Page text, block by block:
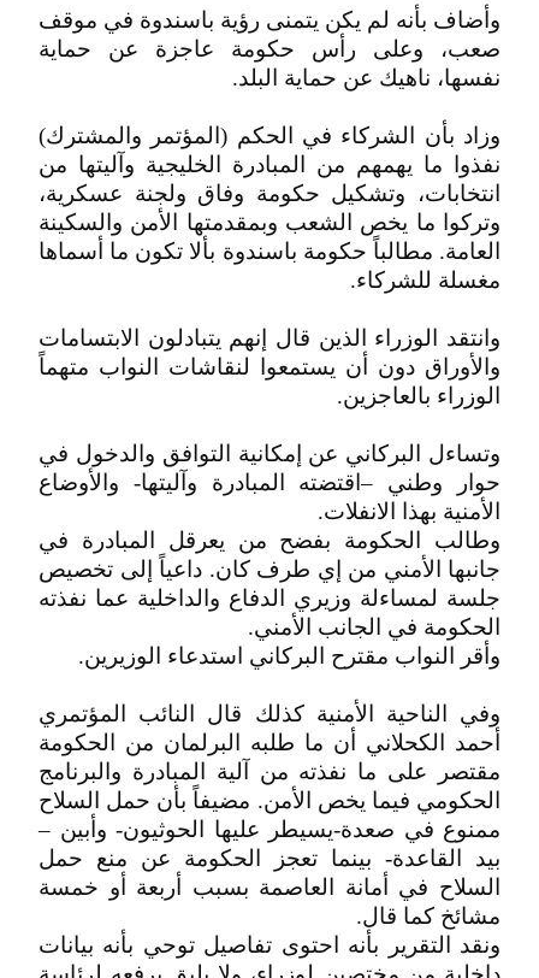
وأضاف بأنه لم يكن يتمنى رؤية باسندوة في موقف
صعب، وعلى رأس حكومة عاجزة عن حماية
نفسها، ناهيك عن حماية البلد.
وزاد بأن الشركاء في الحكم (المؤتمر والمشترك)
نفذوا ما يهمهم من المبادرة الخليجية وآليتها من
انتخابات، وتشكيل حكومة وفاق ولجنة عسكرية،
وتركوا ما يخص الشعب وبمقدمتها الأمن والسكينة
العامة. مطالباً حكومة باسندوة بألا تكون ما أسماها
مغسلة للشركاء.
وانتقد الوزراء الذين قال إنهم يتبادلون الابتسامات
والأوراق دون أن يستمعوا لنقاشات النواب متهماً
الوزراء بالعاجزين.
وتساءل البركاني عن إمكانية التوافق والدخول في
حوار وطني –اقتضته المبادرة وآليتها- والأوضاع
الأمنية بهذا الانفلات.
وطالب الحكومة بفضح من يعرقل المبادرة في
جانبها الأمني من إي طرف كان. داعياً إلى تخصيص
جلسة لمساءلة وزيري الدفاع والداخلية عما نفذته
الحكومة في الجانب الأمني.
وأقر النواب مقترح البركاني استدعاء الوزيرين.
وفي الناحية الأمنية كذلك قال النائب المؤتمري
أحمد الكحلاني أن ما طلبه البرلمان من الحكومة
مقتصر على ما نفذته من آلية المبادرة والبرنامج
الحكومي فيما يخص الأمن. مضيفاً بأن حمل السلاح
ممنوع في صعدة-يسيطر عليها الحوثيون- وأبين –
بيد القاعدة- بينما تعجز الحكومة عن منع حمل
السلاح في أمانة العاصمة بسبب أربعة أو خمسة
مشائخ كما قال.
ونقد التقرير بأنه احتوى تفاصيل توحي بأنه بيانات